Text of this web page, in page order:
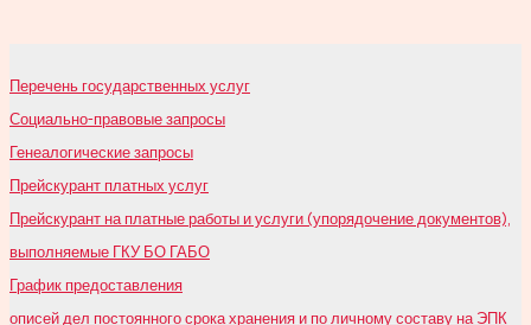
Перечень государственных услуг
Социально-правовые запросы
Генеалогические запросы
Прейскурант платных услуг
Прейскурант на платные работы и услуги (упорядочение документов),
выполняемые ГКУ БО ГАБО
График предоставления
описей дел постоянного срока хранения и по личному составу на ЭПК